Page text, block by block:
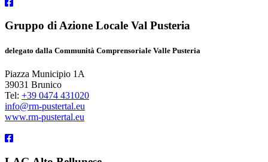
Gruppo di Azione Locale Val Pusteria
delegato dalla Communità Comprensoriale Valle Pusteria
Piazza Municipio 1A
39031 Brunico
Tel: +39 0474 431020
info@rm-pustertal.eu
www.rm-pustertal.eu